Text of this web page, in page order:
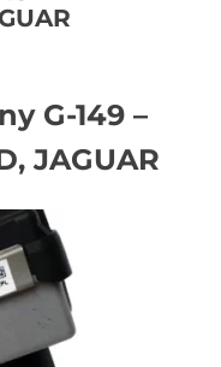
G-149 –
JAGUAR